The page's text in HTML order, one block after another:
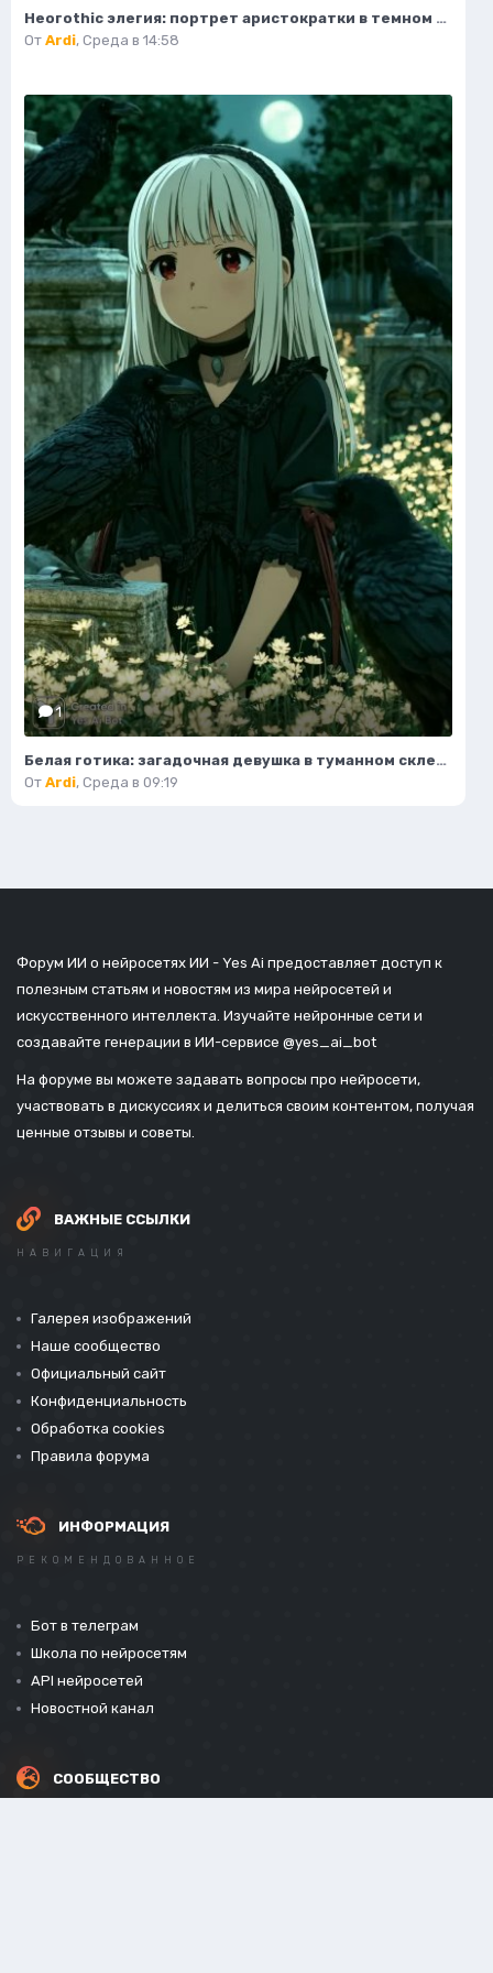
Неогothic элегия: портрет аристократки в темном величии библиотеки. Картинка из нейронной сети Миджорни
От Ardi, Среда в 14:58
1
Белая готика: загадочная девушка в туманном склепе под полной луной. Нейронная сеть Midjourney
От Ardi, Среда в 09:19
Форум ИИ о нейросетях ИИ - Yes Ai предоставляет доступ к
полезным статьям и новостям из мира нейросетей и
искусственного интеллекта. Изучайте нейронные сети и
создавайте генерации в ИИ-сервисе @yes_ai_bot
На форуме вы можете задавать вопросы про нейросети,
участвовать в дискуссиях и делиться своим контентом, получая
ценные отзывы и советы.
ВАЖНЫЕ ССЫЛКИ
НАВИГАЦИЯ
Галерея изображений
Наше сообщество
Официальный сайт
Конфиденциальность
Обработка cookies
Правила форума
ИНФОРМАЦИЯ
РЕКОМЕНДОВАННОЕ
Бот в телеграм
Школа по нейросетям
API нейросетей
Новостной канал
СООБЩЕСТВО